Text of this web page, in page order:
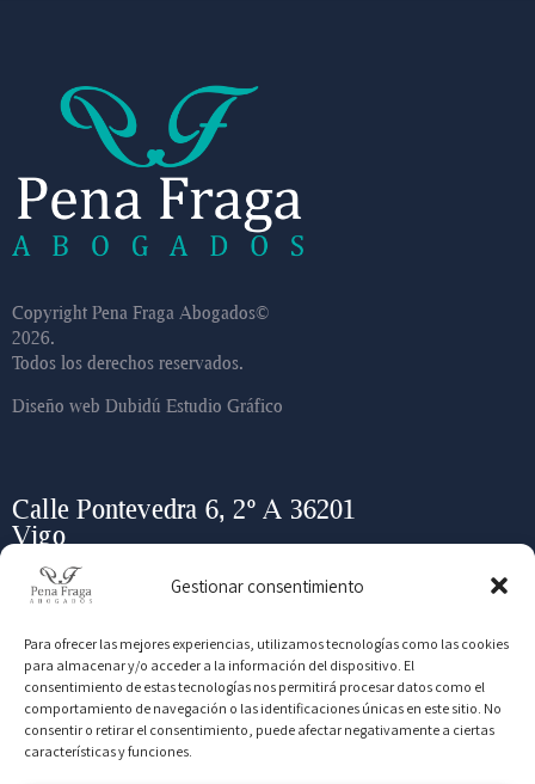
Gestionar consentimiento
Para ofrecer las mejores experiencias, utilizamos tecnologías como las cookies
para almacenar y/o acceder a la información del dispositivo. El
consentimiento de estas tecnologías nos permitirá procesar datos como el
comportamiento de navegación o las identificaciones únicas en este sitio. No
consentir o retirar el consentimiento, puede afectar negativamente a ciertas
características y funciones.
Copyright Pena Fraga Abogados©
2026.
Todos los derechos reservados.
Diseño web Dubidú Estudio Gráfico
Calle Pontevedra 6, 2º A 36201
Vigo
info@bufetepenafraga.com
+ (34) 986 443 452